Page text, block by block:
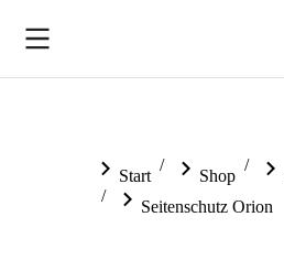
Sie befinden sich hier:
Start Shop
Seitenschutz Orion